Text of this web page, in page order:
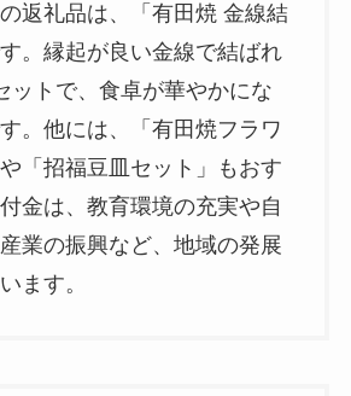
返礼品は、「有田焼 金線結
。縁起が良い金線で結ばれ
ットで、食卓が華やかにな
。他には、「有田焼フラワ
「招福豆皿セット」もおす
金は、教育環境の充実や自
業の振興など、地域の発展
ます。